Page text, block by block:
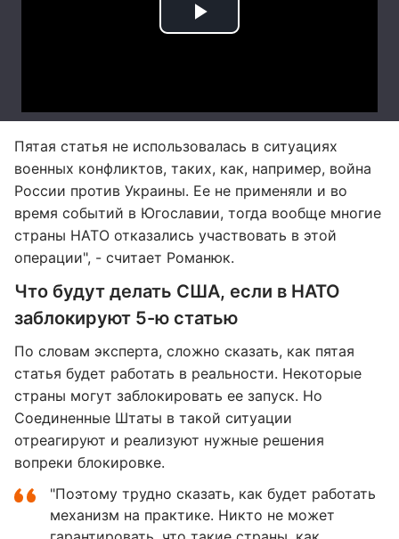
Пятая статья не использовалась в ситуациях
военных конфликтов, таких, как, например, война
России против Украины. Ее не применяли и во
время событий в Югославии, тогда вообще многие
страны НАТО отказались участвовать в этой
операции", - считает Романюк.
Что будут делать США, если в НАТО
заблокируют 5-ю статью
По словам эксперта, сложно сказать, как пятая
статья будет работать в реальности. Некоторые
страны могут заблокировать ее запуск. Но
Соединенные Штаты в такой ситуации
отреагируют и реализуют нужные решения
вопреки блокировке.
"Поэтому трудно сказать, как будет работать
механизм на практике. Никто не может